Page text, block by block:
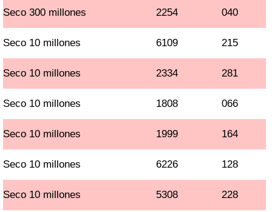
Seco 300 millones 2254 040
Seco 10 millones 6109 215
Seco 10 millones 2334 281
Seco 10 millones 1808 066
Seco 10 millones 1999 164
Seco 10 millones 6226 128
Seco 10 millones 5308 228